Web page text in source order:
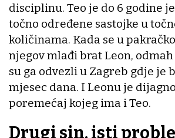
disciplinu. Teo je do 6 godine
točno određene sastojke u
količinama. Kada se u
njegov mlađi brat Leon,
su ga odvezli u Zagreb gdje je
mjesec dana. I Leonu je
poremećaj kojeg ima i Teo.
Drugi sin, isti